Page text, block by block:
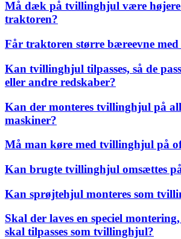
Må dæk på tvillinghjul være
traktoren?
Får traktoren større bæreevne
Kan tvillinghjul tilpasses, så de
eller andre redskaber?
Kan der monteres tvillinghjul på
maskiner?
Må man køre med tvillinghjul på
Kan brugte tvillinghjul omsættes
Kan sprøjtehjul monteres som
Skal der laves en speciel
skal tilpasses som tvillinghjul?